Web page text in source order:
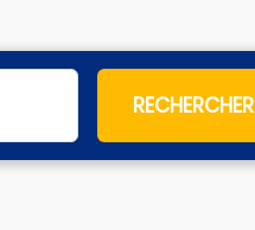
RECHERCHER